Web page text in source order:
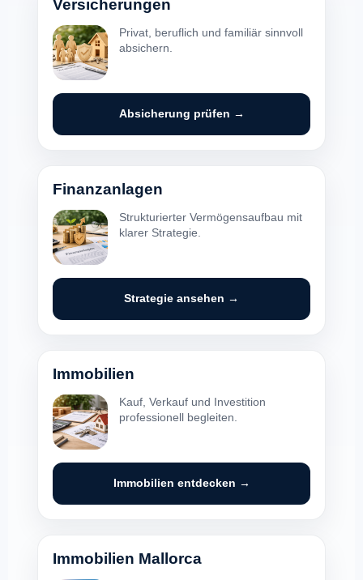
Versicherungen
Privat, beruflich und familiär sinnvoll
absichern.
Absicherung prüfen →
Finanzanlagen
Strukturierter Vermögensaufbau mit
klarer Strategie.
Strategie ansehen →
Immobilien
Kauf, Verkauf und Investition
professionell begleiten.
Immobilien entdecken →
Immobilien Mallorca